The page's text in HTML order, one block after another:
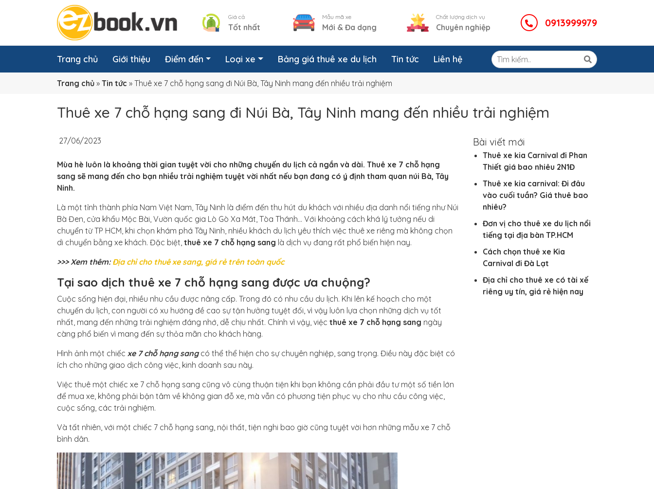
Giá cả
Tốt nhất
Mẫu mã xe
Mới & Đa dạng
Chất lượng dịch vụ
Chuyên nghiệp 0913999979
Trang chủ Giới thiệu Điểm đến Loại xe Bảng giá thuê xe du lịch Tin tức Liên hệ
Trang chủ » Tin tức » Thuê xe 7 chỗ hạng sang đi Núi Bà, Tây Ninh mang đến nhiều trải nghiệm
Thuê xe 7 chỗ hạng sang đi Núi Bà, Tây Ninh mang đến nhiều trải nghiệm
27/06/2023
Mùa hè luôn là khoảng thời gian tuyệt vời cho những chuyến du lịch cả ngắn và dài. Thuê xe 7 chỗ hạng
sang sẽ mang đến cho bạn nhiều trải nghiệm tuyệt vời nhất nếu bạn đang có ý định tham quan núi Bà, Tây
Ninh.
Là một tỉnh thành phía Nam Việt Nam, Tây Ninh là điểm đến thu hút du khách với nhiều địa danh nổi tiếng như Núi
Bà Đen, cửa khẩu Mộc Bài, Vườn quốc gia Lò Gò Xa Mát, Tòa Thánh… Với khoảng cách khá lý tưởng nếu di
chuyển từ TP HCM, khi chọn khám phá Tây Ninh, nhiều khách du lịch yêu thích việc thuê xe riêng mà không chọn
di chuyển bằng xe khách. Đặc biệt, thuê xe 7 chỗ hạng sang là dịch vụ đang rất phổ biến hiện nay.
>>> Xem thêm: Địa chỉ cho thuê xe sang, giá rẻ trên toàn quốc
Tại sao dịch thuê xe 7 chỗ hạng sang được ưa chuộng?
Cuộc sống hiện đại, nhiều nhu cầu được nâng cấp. Trong đó có nhu cầu du lịch. Khi lên kế hoạch cho một
chuyến du lịch, con người có xu hướng đề cao sự tận hưởng tuyệt đối, vì vậy luôn lựa chọn những dịch vụ tốt
nhất, mang đến những trải nghiệm đáng nhớ, dễ chịu nhất. Chính vì vậy, việc thuê xe 7 chỗ hạng sang ngày
càng phổ biến vì mang đến sự thỏa mãn cho khách hàng.
Hình ảnh một chiếc xe 7 chỗ hạng sangcó thể thể hiện cho sự chuyên nghiệp, sang trọng. Điều này đặc biệt có
ích cho những giao dịch công việc, kinh doanh sau này.
Việc thuê một chiếc xe 7 chỗ hạng sang cũng vô cùng thuận tiện khi bạn không cần phải đầu tư một số tiền lớn
để mua xe, không phải bận tâm về không gian đỗ xe, mà vẫn có phương tiện phục vụ cho nhu cầu công việc,
cuộc sống, các trải nghiệm.
Và tất nhiên, với một chiếc 7 chỗ hạng sang, nội thất, tiện nghi bao giờ cũng tuyệt vời hơn những mẫu xe 7 chỗ
bình dân.
Bài viết mới
Thuê xe kia Carnival đi Phan
Thiết giá bao nhiêu 2N1Đ
Thuê xe kia carnival: Đi đâu
vào cuối tuần? Giá thuê bao
nhiêu?
Đơn vị cho thuê xe du lịch nổi
tiếng tại địa bàn TP.HCM
Cách chọn thuê xe Kia
Carnival đi Đà Lạt
Địa chỉ cho thuê xe có tài xế
riêng uy tín, giá rẻ hiện nay